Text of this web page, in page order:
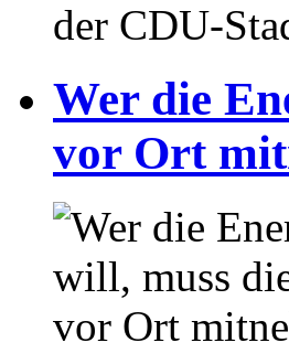
der CDU-
⁥⁥Wer die
vor Ort